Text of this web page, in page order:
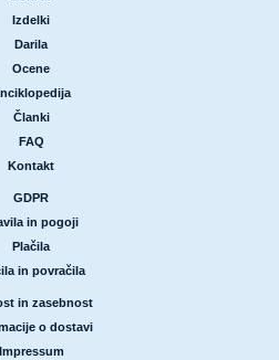
Izdelki
Darila
Ocene
Članki
FAQ
Kontakt
GDPR
in pogoji
Plačila
in povračila
in zasebnost
o dostavi
Impressum